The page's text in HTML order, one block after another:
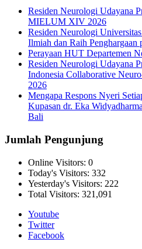
Residen Neurologi Udayana
MIELUM XIV 2026
Residen Neurologi
Ilmiah dan Raih
Perayaan HUT Departemen
Residen Neurologi Udayana
Indonesia Collaborative
2026
Mengapa Respons Nyeri
Kupasan dr. Eka
Bali
Jumlah Pengunjung
Online Visitors: 0
Today's Visitors: 332
Yesterday's Visitors: 222
Total Visitors: 321,091
Youtube
Twitter
Facebook